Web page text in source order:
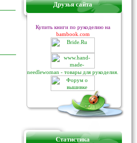
Друзья сайта
Купить книги по рукоделию на
bambook.com
needlewoman - товары для рукоделия.
Статистика